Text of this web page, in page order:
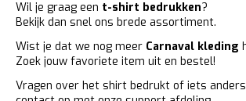
Wil je graag een t-shirt bedrukken?
Bekijk dan snel ons brede assortiment.
Wist je dat we nog meer Carnaval kleding
Zoek jouw favoriete item uit en bestel!
Vragen over het shirt bedrukt of iets